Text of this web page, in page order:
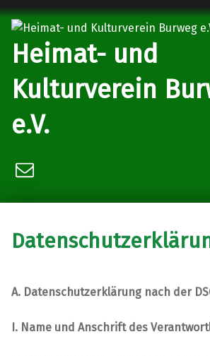
Heimat- und
Kulturverein
e.V.
A. Datenschutzerklärung nach der
I. Name und Anschrift des